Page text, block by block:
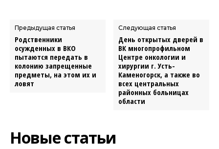
Предыдущая статья
Родственники
осужденных в ВКО
пытаются передать в
колонию запрещенные
предметы, на этом их и
ловят
Следующая статья
День открытых дверей в
ВК многопрофильном
Центре онкологии и
хирургии г. Усть-
Каменогорск, а также во
всех центральных
районных больницах
области
Новые статьи